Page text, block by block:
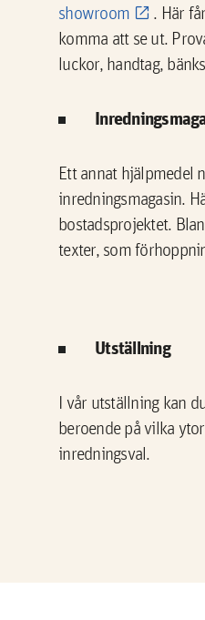
showroom
. Här
komma att se ut.
luckor, handtag,
Ett annat hjälpmedel
inredningsmagasin.
bostadsprojektet.
texter, som
Utställning
I vår utställning kan
beroende på vilka
inredningsval.